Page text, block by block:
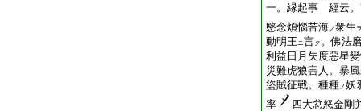
一。縁起事 經云。
愍念煩惱苦海ノ衆生
動明王ニ言ク 。佛法
利益日月失度惡星
災難虎狼害人。暴
盜賊征戰。種種ノ妖
率
四大忿怒金剛